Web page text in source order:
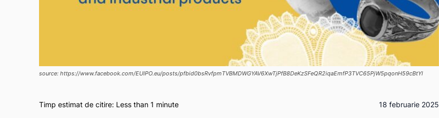
source: https://www.facebook.com/EUIPO.eu/posts/pfbid0bsRvfpmTVBMDWGYAV6XwTjPfB8DeKzSFeQR2iqaEmfP3TVC65PjW5pqonH59cBtYl
Timp estimat de citire: Less than 1 minute 18 februarie 2025